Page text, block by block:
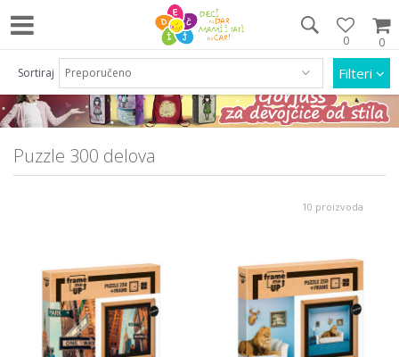
0
0
Pozovite nas na 063/55 33 46 i 011/452 92 40
Puzzle 300 delova
Sortiraj Filteri
10 proizvoda